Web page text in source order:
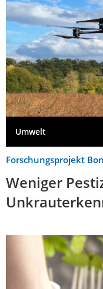
Umwelt
Forschungsprojekt
Weniger